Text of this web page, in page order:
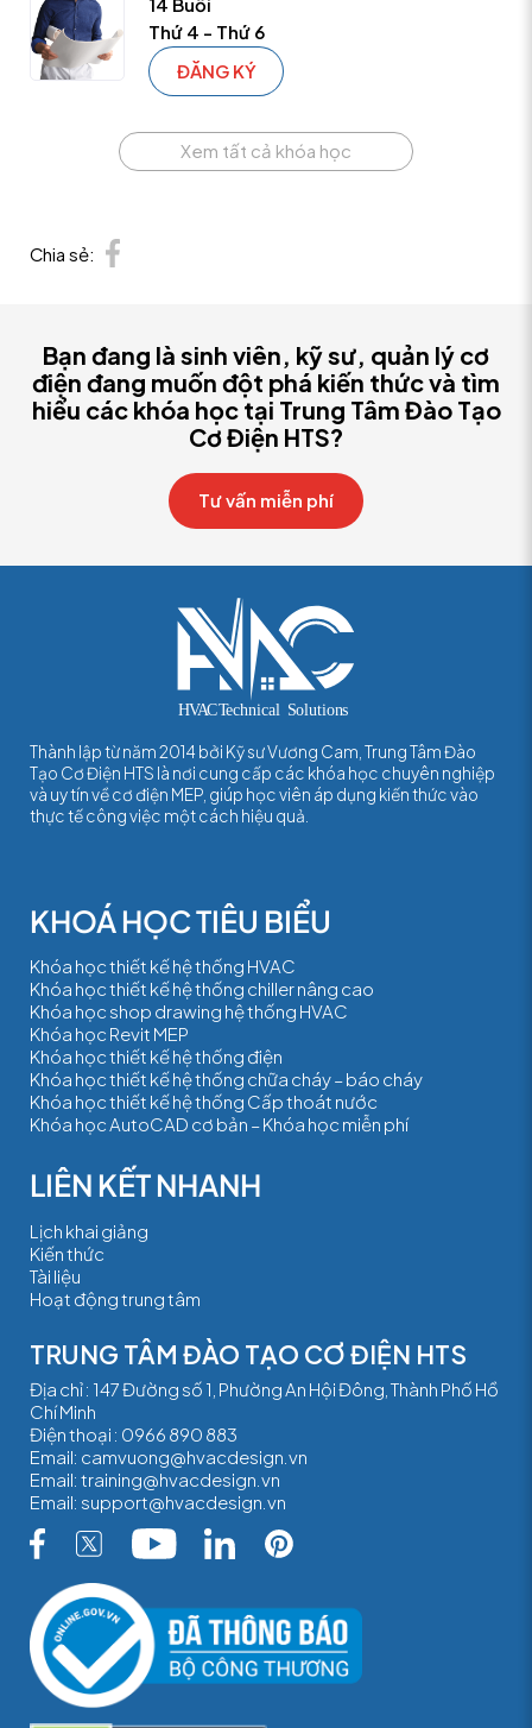
Chia sẻ:
14 Buổi
Thứ 4 - Thứ 6
ĐĂNG KÝ
Xem tất cả khóa học
Bạn đang là sinh viên, kỹ sư, quản lý cơ
điện đang muốn đột phá kiến thức và tìm
hiểu các khóa học tại Trung Tâm Đào Tạo
Cơ Điện HTS?
Tư vấn miễn phí
Thành lập từ năm 2014 bởi Kỹ sư Vương Cam, Trung Tâm Đào
Tạo Cơ Điện HTS là nơi cung cấp các khóa học chuyên nghiệp
và uy tín về cơ điện MEP, giúp học viên áp dụng kiến thức vào
thực tế công việc một cách hiệu quả.
Khóa học thiết kế hệ thống HVAC
Khóa học thiết kế hệ thống chiller nâng cao
Khóa học shop drawing hệ thống HVAC
Khóa học Revit MEP
Khóa học thiết kế hệ thống điện
Khóa học thiết kế hệ thống chữa cháy – báo cháy
Khóa học thiết kế hệ thống Cấp thoát nước
Khóa học AutoCAD cơ bản – Khóa học miễn phí
Lịch khai giảng
Kiến thức
Tài liệu
Hoạt động trung tâm
TRUNG TÂM ĐÀO TẠO CƠ ĐIỆN HTS
Địa chỉ : 147 Đường số 1, Phường An Hội Đông, Thành Phố Hồ
Chí Minh
Điện thoại : 0966 890 883
Email: camvuong@hvacdesign.vn
Email: training@hvacdesign.vn
Email: support@hvacdesign.vn